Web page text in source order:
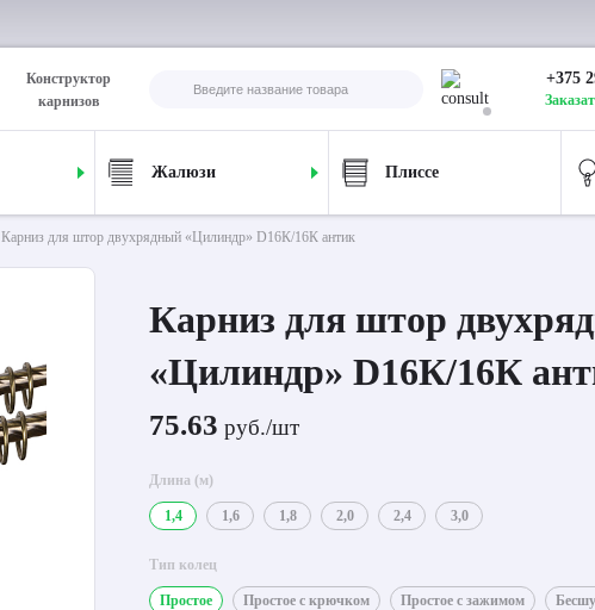
Конструктор
карнизов
+375
Жалюзи Плиссе
Карниз для штор двухрядный «Цилиндр» D16К/16К антик
Карниз для штор
«Цилиндр» D16К/16К
75.63 руб./шт
Длина (м)
1,4 1,6 1,8 2,0 2,4 3,0
Тип колец
Простое Простое с крючком Простое с зажимом